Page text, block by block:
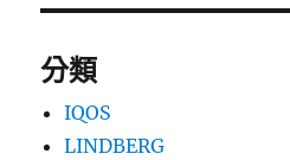
分類
IQOS
LINDBERG